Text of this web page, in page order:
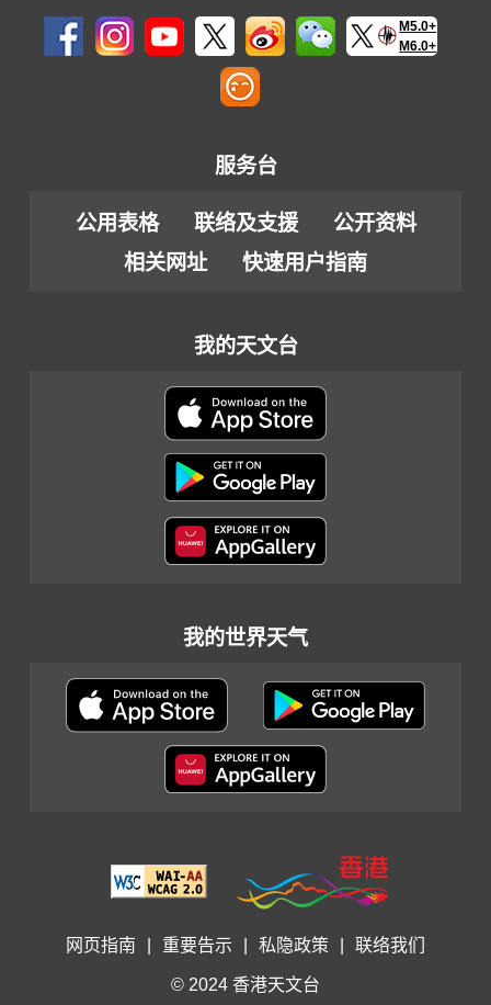
M5.0+
M6.0+
服务台
公用表格 联络及支援
公开资料
相关网址
快速用户指南
我的天文台
我的世界天气
网页指南 重要告示 私隐政策 联络我们
© 2024 香港天文台